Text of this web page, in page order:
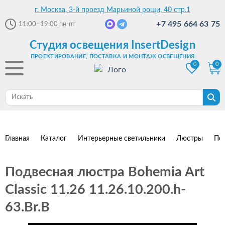
г. Москва, 3-й проезд Марьиной рощи, 40 стр.1
11:00–19:00 пн-пт +7 495 664 63 75
Студия освещения InsertDesign
ПРОЕКТИРОВАНИЕ, ПОСТАВКА И МОНТАЖ ОСВЕЩЕНИЯ
0
0
Главная Каталог Интерьерные светильники Люстры
Подвесная люстра Bohemia Art
Classic 11.26 11.26.10.200.h-
63.Br.B